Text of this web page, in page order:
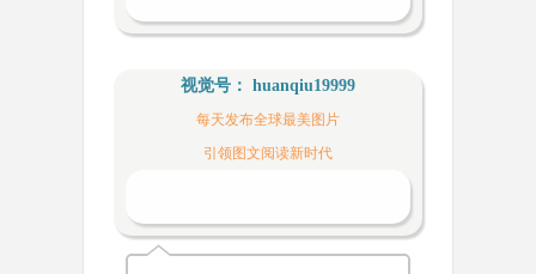
视觉号： huanqiu19999
每天发布全球最美图片
引领图文阅读新时代